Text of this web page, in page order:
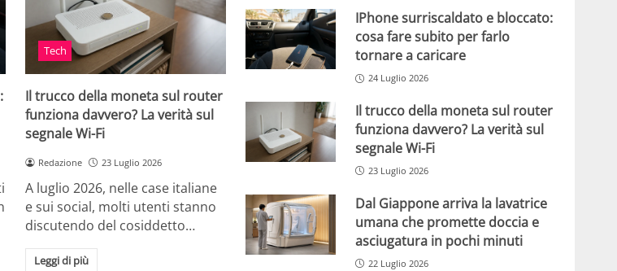
Tech
Il trucco della moneta sul router
funziona davvero? La verità sul
segnale Wi-Fi
Redazione 23 Luglio 2026
A luglio 2026, nelle case italiane
e sui social, molti utenti stanno
discutendo del cosiddetto…
Leggi di più
IPhone surriscaldato e bloccato:
cosa fare subito per farlo
tornare a caricare
24 Luglio 2026
Il trucco della moneta sul router
funziona davvero? La verità sul
segnale Wi-Fi
23 Luglio 2026
Dal Giappone arriva la lavatrice
umana che promette doccia e
asciugatura in pochi minuti
22 Luglio 2026